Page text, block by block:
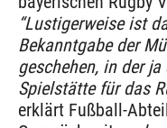
“Lustigerweise ist
Bekanntgabe der
geschehen, in der
Spielstätte für das
erklärt Fußball-